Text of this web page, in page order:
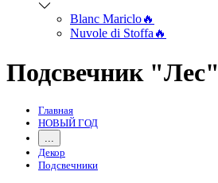
Blanc Mariclo🔥
Nuvole di Stoffa🔥
Подсвечник "Лес"
Главная
НОВЫЙ ГОД
...
Декор
Подсвечники